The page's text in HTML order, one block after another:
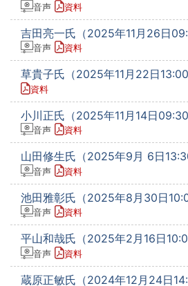
音声 資料
吉田亮一氏（2025年11月26日
音声 資料
草貴子氏（2025年11月22日13:00
資料
小川正氏（2025年11月14日09:30
音声 資料
山田修生氏（2025年9月 6日
音声 資料
池田雅彰氏（2025年8月30日
音声 資料
平山和哉氏（2025年2月16日
音声 資料
蔵原正敏氏（2024年12月24日